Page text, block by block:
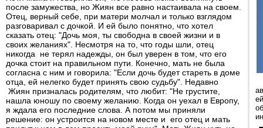
после замужества, но Жиян все равно настаивала на своем.
Отец, верный себе, при матери молчал и только взглядом
разговаривал с дочкой. И ей было понятно, что хотел
сказать отец: "Дочь моя, ты свободна в своей жизни и в
своих желаниях". Несмотря на то, что годы шли, отец
никогда не терял надежды, он был уверен в том, что его
дочка стоит на правильном пути. Конечно, мать не была
согласна с ним и говорила: "Если дочь будет стареть в доме
отца, ей нелегко будет принять свою судьбу". Недавно
Жиян призналась родителям, что любит: "Не грустите,
нашла юношу по своему желанию. Когда он уехал в Европу,
я ждала его последние слова. А потом мы приняли
решение: он устроится на новом месте и его отец и мать